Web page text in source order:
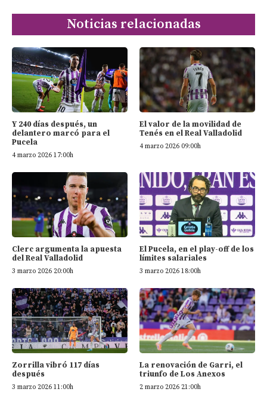
Noticias relacionadas
Y 240 días después, un
delantero marcó para el
Pucela
4 marzo 2026 17:00h
El valor de la movilidad de
Tenés en el Real Valladolid
4 marzo 2026 09:00h
Clerc argumenta la apuesta
del Real Valladolid
3 marzo 2026 20:00h
El Pucela, en el play-off de los
límites salariales
3 marzo 2026 18:00h
Zorrilla vibró 117 días
después
3 marzo 2026 11:00h
La renovación de Garri, el
triunfo de Los Anexos
2 marzo 2026 21:00h